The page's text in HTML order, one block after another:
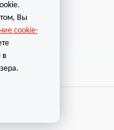
Вы
cookie-
в